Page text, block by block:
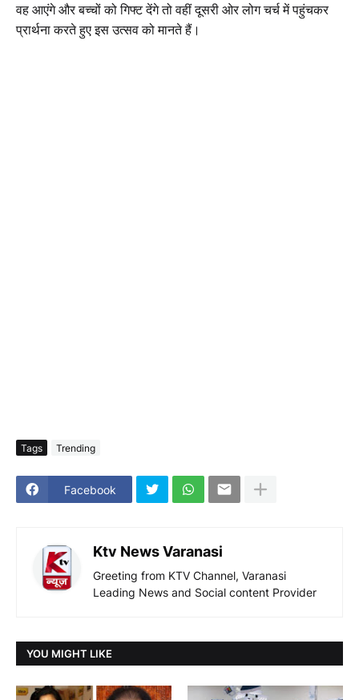
वह आएंगे और बच्चों को गिफ्ट देंगे तो वहीं दूसरी ओर लोग चर्च में पहुंचकर
प्रार्थना करते हुए इस उत्सव को मानते हैं।
Tags Trending
Facebook
Ktv News Varanasi
Greeting from KTV Channel, Varanasi
Leading News and Social content Provider
YOU MIGHT LIKE